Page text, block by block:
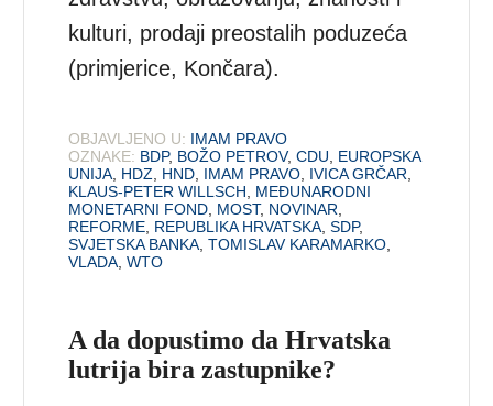
kulturi, prodaji preostalih poduzeća
(primjerice, Končara).
OBJAVLJENO U: IMAM PRAVO
OZNAKE: BDP, BOŽO PETROV,CDU, EUROPSKA
UNIJA, HDZ, HND, IMAM PRAVO, IVICA GRČAR,
KLAUS-PETER WILLSCH, MEĐUNARODNI
MONETARNI FOND, MOST, NOVINAR,
REFORME, REPUBLIKA HRVATSKA,SDP,
SVJETSKA BANKA,TOMISLAV KARAMARKO,
VLADA,WTO
A da dopustimo da Hrvatska
lutrija bira zastupnike?